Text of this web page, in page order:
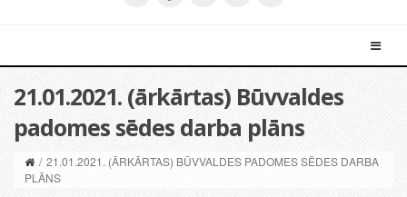
21.01.2021. (ārkārtas) Būvvaldes
padomes sēdes darba plāns
/ 21.01.2021. (ĀRKĀRTAS) BŪVVALDES PADOMES SĒDES DARBA
PLĀNS